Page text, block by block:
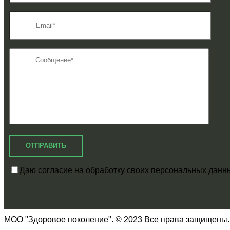
Даю согласие на обработку своих персональных
МОО "Здоровое поколение". © 2023 Все права защищены.